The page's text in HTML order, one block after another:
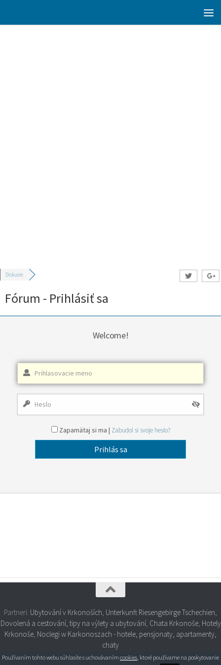
Diskusie
Fórum - Prihlásiť sa
Welcome!
Zapamätaj si ma | Zabudol si svoje heslo?
Partneri: Ubytování v Krkonoších Unterkunft Riesengebirge Tschechien
Dovolená a cestování, tipy na výlety a ubytování, Chata Krkonoše, Hotely
Krkonoše Noclegi w Karkonoszach - hotele, pensjonaty, apartamenty,
chaty
Používaním tohto webu súhlasíte s uchovávaním cookies, ktoré používame na poskytovanie